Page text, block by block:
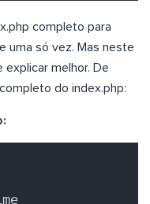
completo para
uma só vez. Mas neste
explicar melhor. De
do index.php: